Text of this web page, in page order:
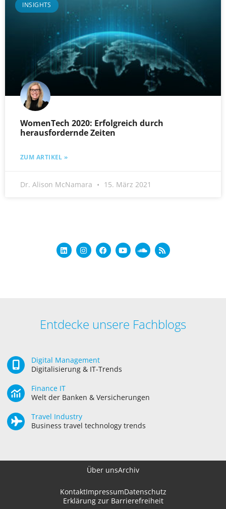
INSIGHTS
WomenTech 2020: Erfolgreich durch
herausfordernde Zeiten
ZUM ARTIKEL »
Dr. Alison McNamara 15. März 2021
Entdecke unsere Fachblogs
Digital Management
Digitalisierung & IT-Trends
Finance IT
Welt der Banken & Versicherungen
Travel Industry
Business travel technology trends
Über unsArchiv
KontaktImpressumDatenschutz
Erklärung zur Barrierefreiheit